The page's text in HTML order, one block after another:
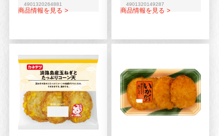
4901320264881
商品情報を見る >
4901320149287
商品情報を見る >